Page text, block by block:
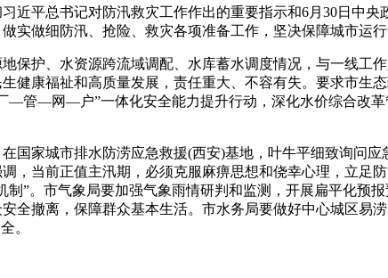
平总书记对防汛救灾工作作出的重要指示和6月30日中央
做细防汛、抢险、救灾各项准备工作，坚决保障城市运
护、水资源跨流域调配、水库蓄水调度情况，与一线工
健康福祉和高质量发展，责任重大、不容有失。要求市生
—管—网—户”一体化安全能力提升行动，深化水价综合改革
家城市排水防涝应急救援(西安)基地，叶牛平细致询问应
，当前正值主汛期，必须克服麻痹思想和侥幸心理，立足
”。市气象局要加强气象雨情研判和监测，开展扁平化预
撤离，保障群众基本生活。市水务局要做好中心城区易
。